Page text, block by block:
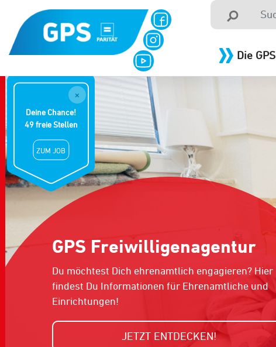
Die GPS
×
Deine Chance!
49 freie Stellen
ZUM JOB
GPS Freiwilligenagentur
Du möchtest Dich ehrenamtlich engagieren? Hier
findest Du Informationen für Ehrenamtliche und
Einrichtungen!
JETZT ENTDECKEN!